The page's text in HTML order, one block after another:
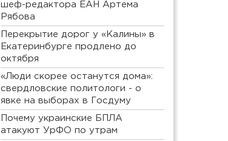
шеф-редактора ЕАН Артема
Рябова
Перекрытие дорог у «Калины» в
Екатеринбурге продлено до
октября
«Люди скорее останутся дома»:
свердловские политологи - о
явке на выборах в Госдуму
Почему украинские БПЛА
атакуют УрФО по утрам